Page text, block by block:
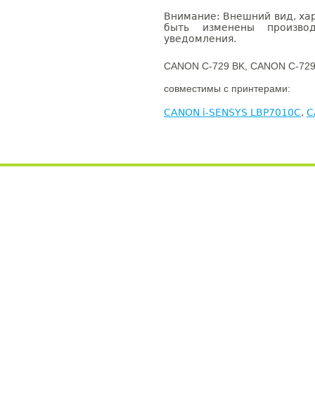
Внимание: Внешний вид,
быть изменены
уведомления.
CANON C-729 BK, CANON C-
совместимы с принтерами:
CANON i-SENSYS LBP7010C,